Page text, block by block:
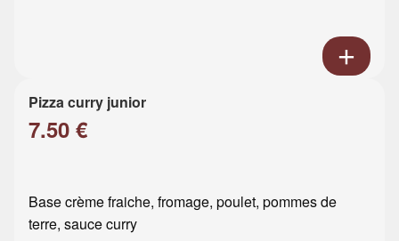
Pizza curry junior
7.50 €
Base crème fraiche, fromage, poulet, pommes de
terre, sauce curry